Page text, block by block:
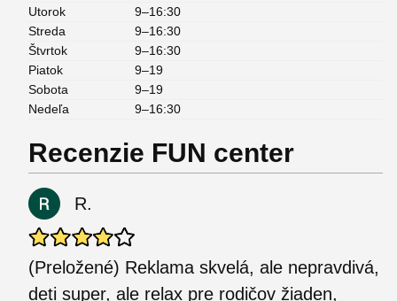
Utorok
9–16:30
Streda
9–16:30
Štvrtok
9–16:30
Piatok
9–19
Sobota
9–19
Nedeľa
9–16:30
Recenzie FUN center
R.
(Preložené) Reklama skvelá, ale nepravdivá,
deti super, ale relax pre rodičov žiaden,